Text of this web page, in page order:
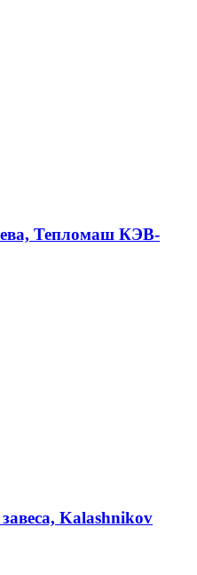
Тепломаш КЭВ-
Kalashnikov